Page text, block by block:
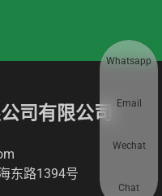
司有限公司
东路1394号
Whatsapp
Email
Wechat
Chat